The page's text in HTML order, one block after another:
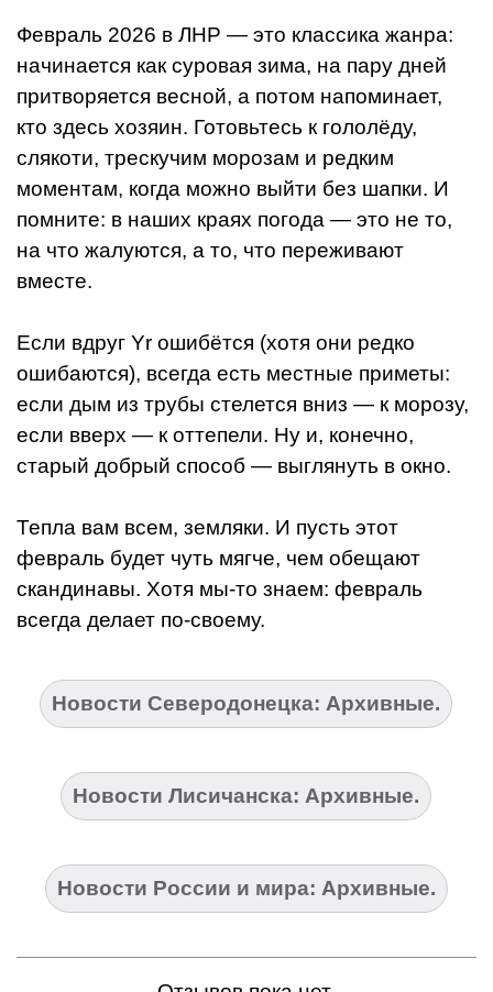
Февраль 2026 в ЛНР — это классика жанра:
начинается как суровая зима, на пару дней
притворяется весной, а потом напоминает,
кто здесь хозяин. Готовьтесь к гололёду,
слякоти, трескучим морозам и редким
моментам, когда можно выйти без шапки. И
помните: в наших краях погода — это не то,
на что жалуются, а то, что переживают
вместе.
Если вдруг Yr ошибётся (хотя они редко
ошибаются), всегда есть местные приметы:
если дым из трубы стелется вниз — к морозу,
если вверх — к оттепели. Ну и, конечно,
старый добрый способ — выглянуть в окно.
Тепла вам всем, земляки. И пусть этот
февраль будет чуть мягче, чем обещают
скандинавы. Хотя мы-то знаем: февраль
всегда делает по-своему.
Новости Северодонецка: Архивные.
Новости Лисичанска: Архивные.
Новости России и мира: Архивные.